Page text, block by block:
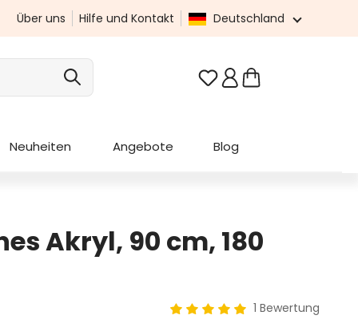
Über uns Hilfe und Kontakt Deutschland
Du hast 0 Produkte
Neuheiten Angebote Blog
Akryl, 90 cm, 180
1 Bewertung